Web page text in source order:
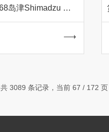
货号:200-38422-68岛津Shimadzu 原装 Nd钕空心阴极灯
共 3089 条记录，当前 67 / 172 页